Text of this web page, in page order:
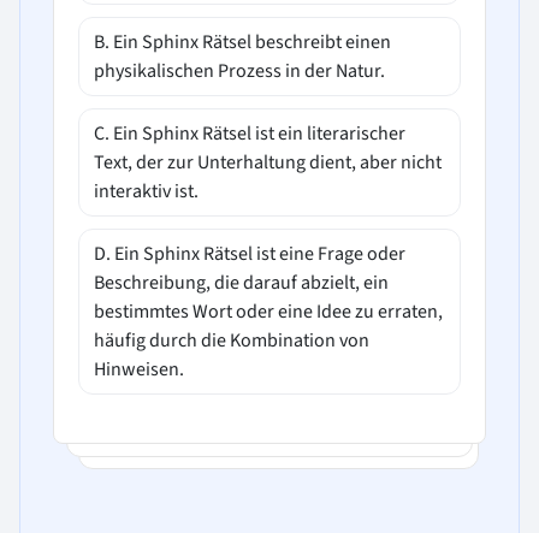
B. Ein Sphinx Rätsel beschreibt einen
physikalischen Prozess in der Natur.
C. Ein Sphinx Rätsel ist ein literarischer
Text, der zur Unterhaltung dient, aber nicht
interaktiv ist.
D. Ein Sphinx Rätsel ist eine Frage oder
Beschreibung, die darauf abzielt, ein
bestimmtes Wort oder eine Idee zu erraten,
häufig durch die Kombination von
Hinweisen.